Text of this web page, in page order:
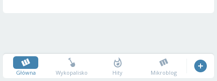
Główna Wykopalisko Hity Mikroblog